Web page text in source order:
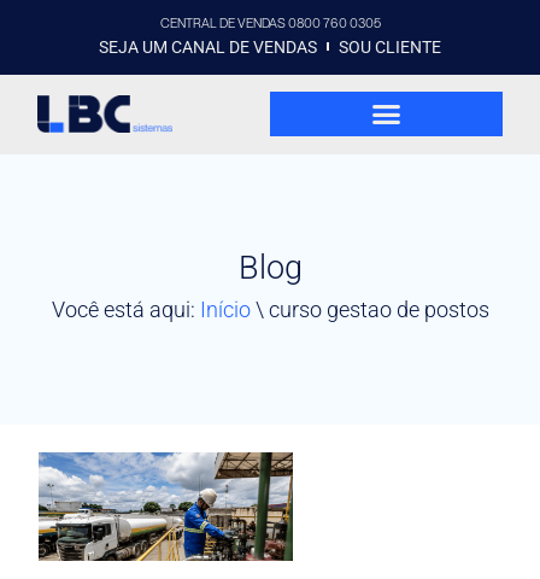
CENTRAL DE VENDAS 0800 760 0305
SEJA UM CANAL DE VENDAS SOU CLIENTE
Blog
Você está aqui: Início\ curso gestao de postos